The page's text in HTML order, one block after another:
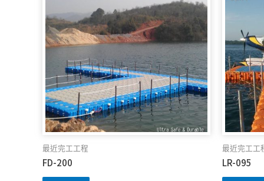
最近完工工程
FD-200
最近完工工
LR-095